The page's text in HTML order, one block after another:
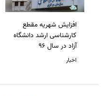
افزایش شهریه مقطع
کارشناسی ارشد دانشگاه
آزاد در سال 96
اخبار